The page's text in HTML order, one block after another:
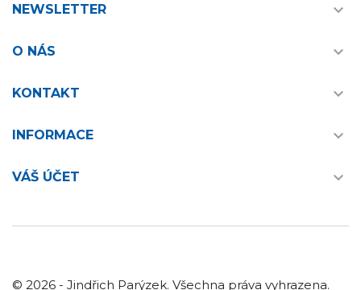
NEWSLETTER 
O NÁS 
KONTAKT 
INFORMACE 
VÁŠ ÚČET 
© 2026 - Jindřich Parýzek. Všechna práva vyhrazena.